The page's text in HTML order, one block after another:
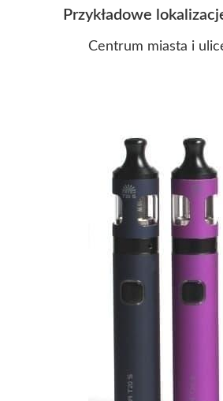
Przykładowe
Centrum miasta i